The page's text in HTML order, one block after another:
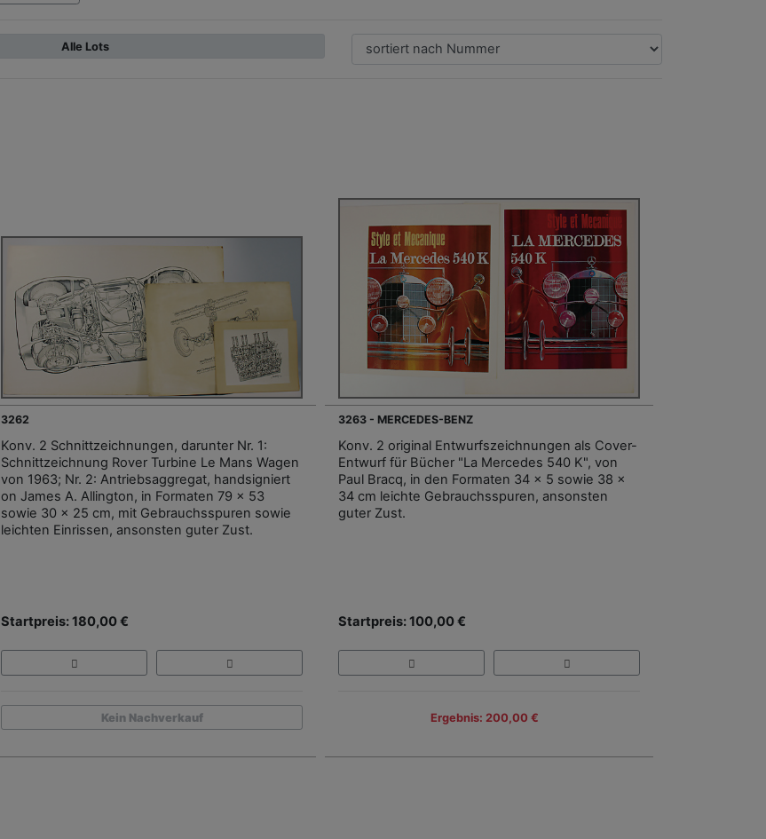
Alle Lots
3262
Konv. 2 Schnittzeichnungen, darunter Nr. 1:
Schnittzeichnung Rover Turbine Le Mans Wagen
von 1963; Nr. 2: Antriebsaggregat, handsigniert
on James A. Allington, in Formaten 79 x 53
sowie 30 x 25 cm, mit Gebrauchsspuren sowie
leichten Einrissen, ansonsten guter Zust.
Startpreis: 180,00 €
Kein Nachverkauf
3263 - MERCEDES-BENZ
Konv. 2 original Entwurfszeichnungen als Cover-
Entwurf für Bücher "La Mercedes 540 K", von
Paul Bracq, in den Formaten 34 x 5 sowie 38 x
34 cm leichte Gebrauchsspuren, ansonsten
guter Zust.
Startpreis: 100,00 €
Ergebnis: 200,00 €